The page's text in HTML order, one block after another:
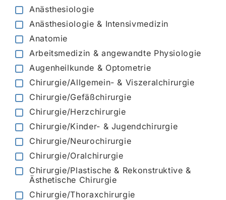
Anästhesiologie
Anästhesiologie & Intensivmedizin
Anatomie
Arbeitsmedizin & angewandte Physiologie
Augenheilkunde & Optometrie
Chirurgie/Allgemein- & Viszeralchirurgie
Chirurgie/Gefäßchirurgie
Chirurgie/Herzchirurgie
Chirurgie/Kinder- & Jugendchirurgie
Chirurgie/Neurochirurgie
Chirurgie/Oralchirurgie
Chirurgie/Plastische & Rekonstruktive &
Ästhetische Chirurgie
Chirurgie/Thoraxchirurgie